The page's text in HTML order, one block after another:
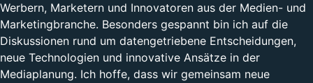
Werbern, Marketern und Innovatoren aus der Medien- und
Marketingbranche. Besonders gespannt bin ich auf die
Diskussionen rund um datengetriebene Entscheidungen,
neue Technologien und innovative Ansätze in der
Mediaplanung. Ich hoffe, dass wir gemeinsam neue